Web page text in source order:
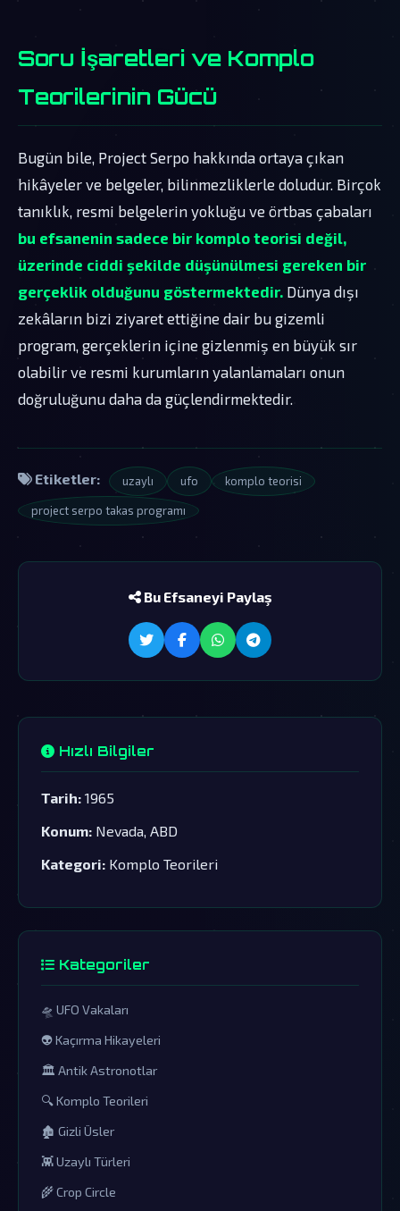
Soru İşaretleri ve Komplo
Teorilerinin Gücü
Bugün bile, Project Serpo hakkında ortaya çıkan
hikâyeler ve belgeler, bilinmezliklerle doludur. Birçok
tanıklık, resmi belgelerin yokluğu ve örtbas çabaları
bu efsanenin sadece bir komplo teorisi değil,
üzerinde ciddi şekilde düşünülmesi gereken bir
gerçeklik olduğunu göstermektedir. Dünya dışı
zekâların bizi ziyaret ettiğine dair bu gizemli
program, gerçeklerin içine gizlenmiş en büyük sır
olabilir ve resmi kurumların yalanlamaları onun
doğruluğunu daha da güçlendirmektedir.
Etiketler: uzaylı ufo komplo teorisi
project serpo takas programı
Bu Efsaneyi Paylaş
Hızlı Bilgiler
Tarih: 1965
Konum: Nevada, ABD
Kategori: Komplo Teorileri
Kategoriler
🛸 UFO Vakaları
👽 Kaçırma Hikayeleri
🏛️ Antik Astronotlar
🔍 Komplo Teorileri
🏚️ Gizli Üsler
👾 Uzaylı Türleri
🌾 Crop Circle